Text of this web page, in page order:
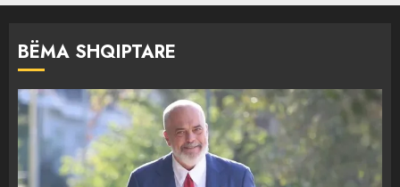
BËMA SHQIPTARE